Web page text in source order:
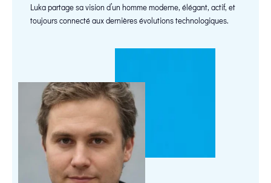
Luka partage sa vision d’un homme moderne, élégant, actif, et
toujours connecté aux dernières évolutions technologiques.